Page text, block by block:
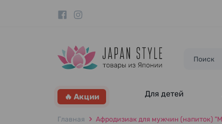
🔥 Акции Для детей
Главная Афродизиак для мужчин (напиток)